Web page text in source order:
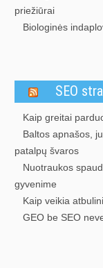
priežiūrai
Biologinės
SEO
Kaip greitai
Baltos apnašos,
patalpų švaros
Nuotraukos
gyvenime
Kaip veikia
GEO be SEO